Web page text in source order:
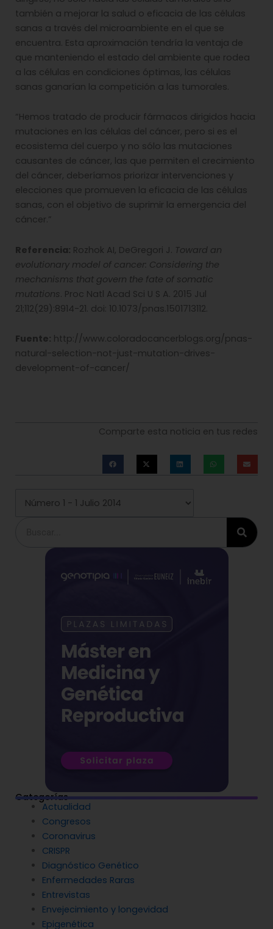
también a mejorar la salud o eficacia de las células
sanas a través del microambiente en el que se
encuentra. Esta aproximación tendría la ventaja de
que manteniendo el estado del ambiente que rodea
a las células en condiciones óptimas, las células
sanas ganarían la competición a las tumorales.
“Hemos tratado de producir fármacos dirigidos hacia
mutaciones en las células del cáncer, pero si es el
ecosistema del cuerpo y no sólo las mutaciones
causantes de cáncer, las que permiten el crecimiento
del cáncer, deberíamos priorizar intervenciones y
elecciones que promueven la eficacia de las células
sanas, con el objetivo de suprimir la emergencia del
cáncer.”
Referencia: Rozhok AI, DeGregori J. Toward an
evolutionary model of cancer: Considering the
mechanisms that govern the fate of somatic
mutations. Proc Natl Acad Sci U S A. 2015 Jul
21;112(29):8914-21. doi: 10.1073/pnas.1501713112.
Fuente: http://www.coloradocancerblogs.org/pnas-
natural-selection-not-just-mutation-drives-
development-of-cancer/
Comparte esta noticia en tus redes
Categorías
Actualidad
Congresos
Coronavirus
CRISPR
Diagnóstico Genético
Enfermedades Raras
Entrevistas
Envejecimiento y longevidad
Epigenética